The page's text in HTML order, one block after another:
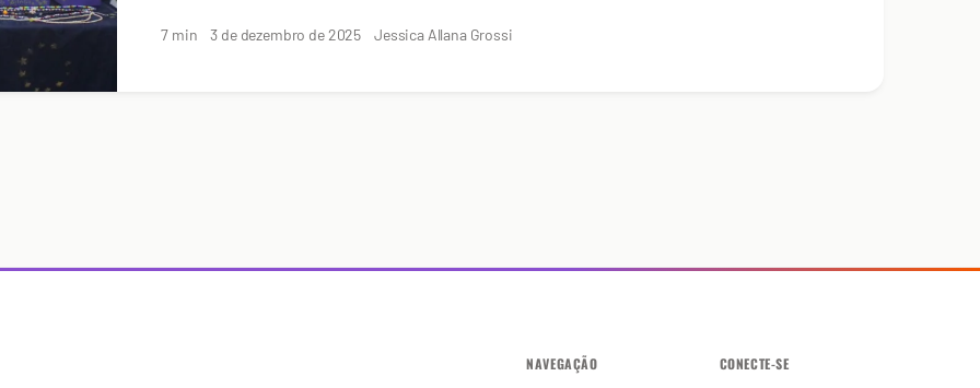
7 min 3 de dezembro de 2025 Jessica Allana Grossi
NAVEGAÇÃO CONECTE-SE